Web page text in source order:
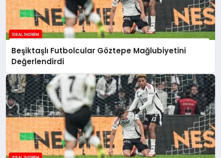
Beşiktaşlı Futbolcular Göztepe Mağlubiyetini
Değerlendirdi